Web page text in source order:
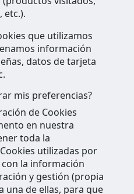
etc.).
que utilizamos
información
datos de tarjeta
mis preferencias?
de Cookies
en nuestra
toda la
utilizadas por
la información
y gestión (propia
una de ellas, para que